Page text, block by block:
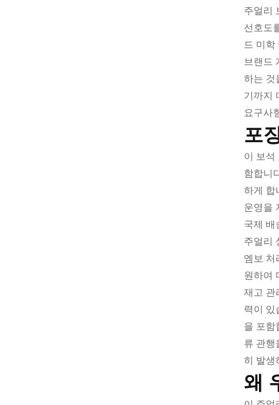
주얼리
선호도
드 미
브랜드
하는 것
기까지
요구사
포
이 보석
함합니
하게 합
운영을
국제 배
주얼리
엠보 처
원하여
재고 관
력이 있
을 포함
류 관행
히 발생
왜